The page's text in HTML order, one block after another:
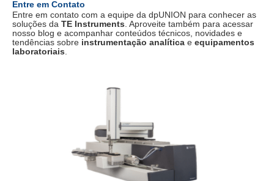
Entre em Contato
Entre em contato com a equipe da dpUNION para conhecer as
soluções da TE Instruments . Aproveite também para acessar
nosso blog e acompanhar conteúdos técnicos, novidades e
tendências sobre instrumentação analítica e equipamentos
laboratoriais